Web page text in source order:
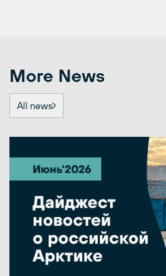
More News
All news